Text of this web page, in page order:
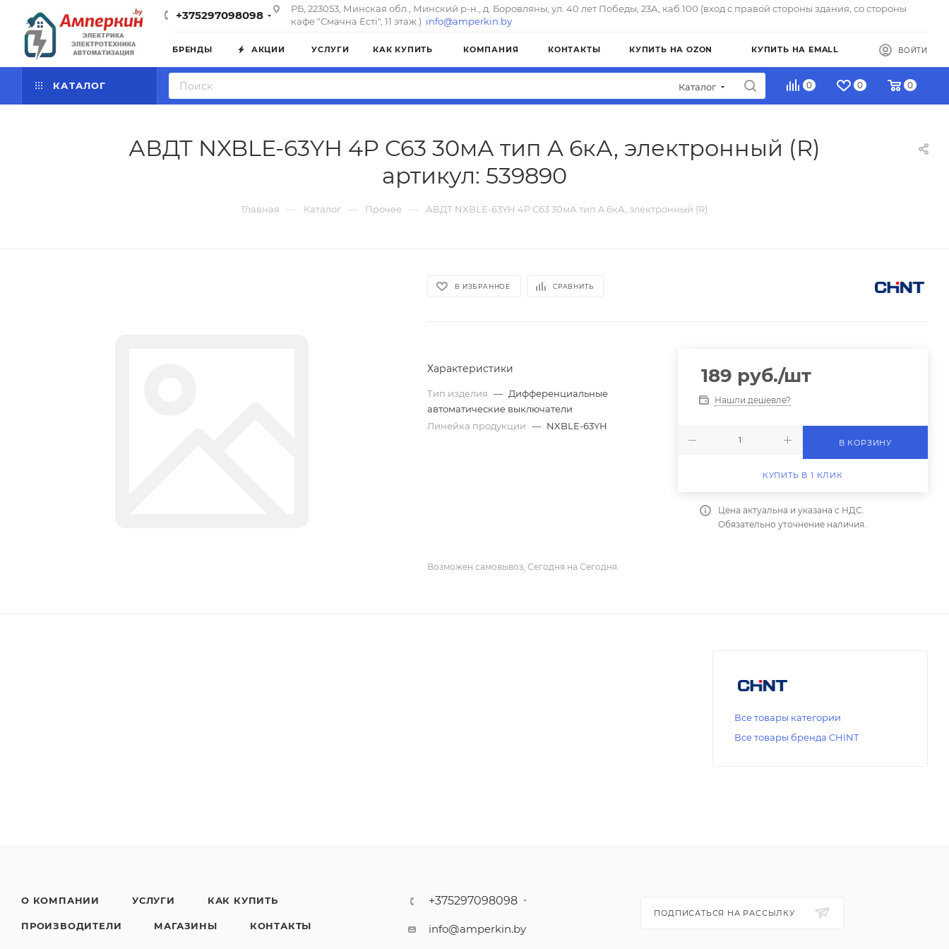
+375297098098
РБ, 223053, Минская обл., Минский р-н., д. Боровляны, ул. 40 лет Победы, 23А, каб.100 (вход с правой стороны здания, со стороны
кафе "Смачна Естi", 11 этаж.) info@amperkin.by
БРЕНДЫ АКЦИИ УСЛУГИ КАК КУПИТЬ КОМПАНИЯ КОНТАКТЫ КУПИТЬ НА OZON КУПИТЬ НА EMALL ВОЙТИ
КАТАЛОГ Каталог 0 0 0
АВДТ NXBLE-63YH 4P C63 30мА тип A 6кА, электронный (R)
артикул: 539890
Главная — Каталог — Прочее — АВДТ NXBLE-63YH 4P C63 30мА тип A 6кА, электронный (R)
В ИЗБРАННОЕ СРАВНИТЬ
Характеристики
Тип изделия — Дифференциальные
автоматические выключатели
Линейка продукции — NXBLE-63YH
189 руб./шт
Нашли дешевле?
В КОРЗИНУ
КУПИТЬ В 1 КЛИК
Цена актуальна и указана с НДС.
Обязательно уточнение наличия.
Возможен самовывоз, Сегодня на Сегодня.
Все товары категории
Все товары бренда CHINT
О КОМПАНИИ УСЛУГИ КАК КУПИТЬ
ПРОИЗВОДИТЕЛИ МАГАЗИНЫ КОНТАКТЫ
+375297098098
info@amperkin.by
ПОДПИСАТЬСЯ НА РАССЫЛКУ